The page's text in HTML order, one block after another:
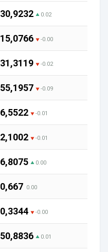
30,9232 0.02
15,0766 -0.00
31,3119 -0.02
55,1957 -0.09
6,5522 -0.01
2,1002 -0.01
6,8075 0.00
0,667 0.00
0,3344 -0.00
50,8836 0.01